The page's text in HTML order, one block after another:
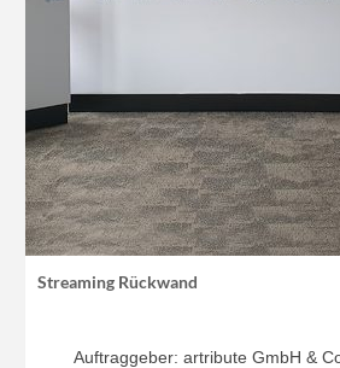
Streaming Rückwand
Auftraggeber: artribute GmbH &